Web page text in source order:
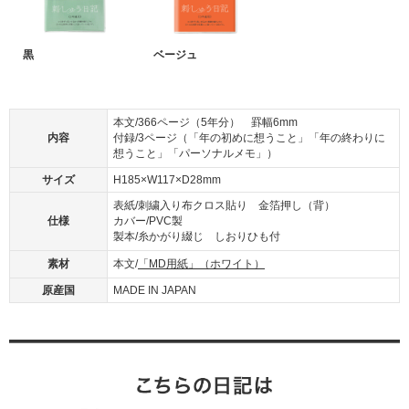
黒 ベージュ
内容
本文/366ページ（5年分） 罫幅6mm
付録/3ページ（「年の初めに想うこと」「年の終わりに
想うこと」「パーソナルメモ」）
サイズ H185×W117×D28mm
仕様
表紙/刺繍入り布クロス貼り 金箔押し（背）
カバー/PVC製
製本/糸かがり綴じ しおりひも付
素材 本文/「MD用紙」（ホワイト）
原産国 MADE IN JAPAN